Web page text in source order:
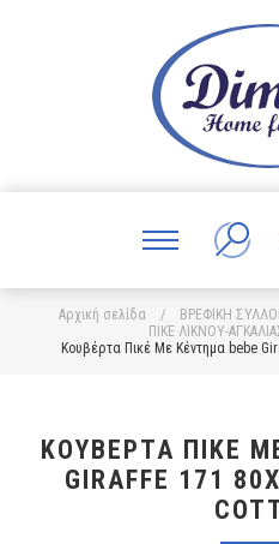
Αρχική σελίδα / ΒΡΕΦΙΚΗ
ΠΙΚΕ ΛΙΚΝΟΥ-
Κουβέρτα Πικέ Με Κέντημα bebe
ΚΟΥΒΈΡΤΑ ΠΙΚΈ
GIRAFFE 171